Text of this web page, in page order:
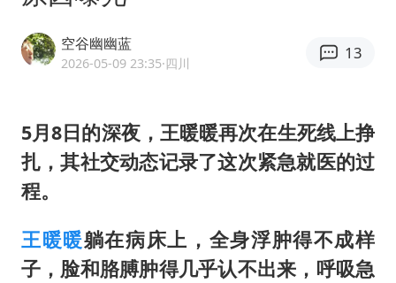
上四休三，但降薪1000元，你接受吗？
黄金牛市回来了吗
杭州全市有序停课
36岁男演员成景区NPC后人气爆棚
“不怕六爷挂得多 就怕六爷挂一颗”
空谷幽幽蓝
2026-05-09 23:35·四川
13
5月8日的深夜，王暖暖再次在生死线上挣
扎，其社交动态记录了这次紧急就医的过
程。
王暖暖躺在病床上，全身浮肿得不成样
子，脸和胳膊肿得几乎认不出来，呼吸急